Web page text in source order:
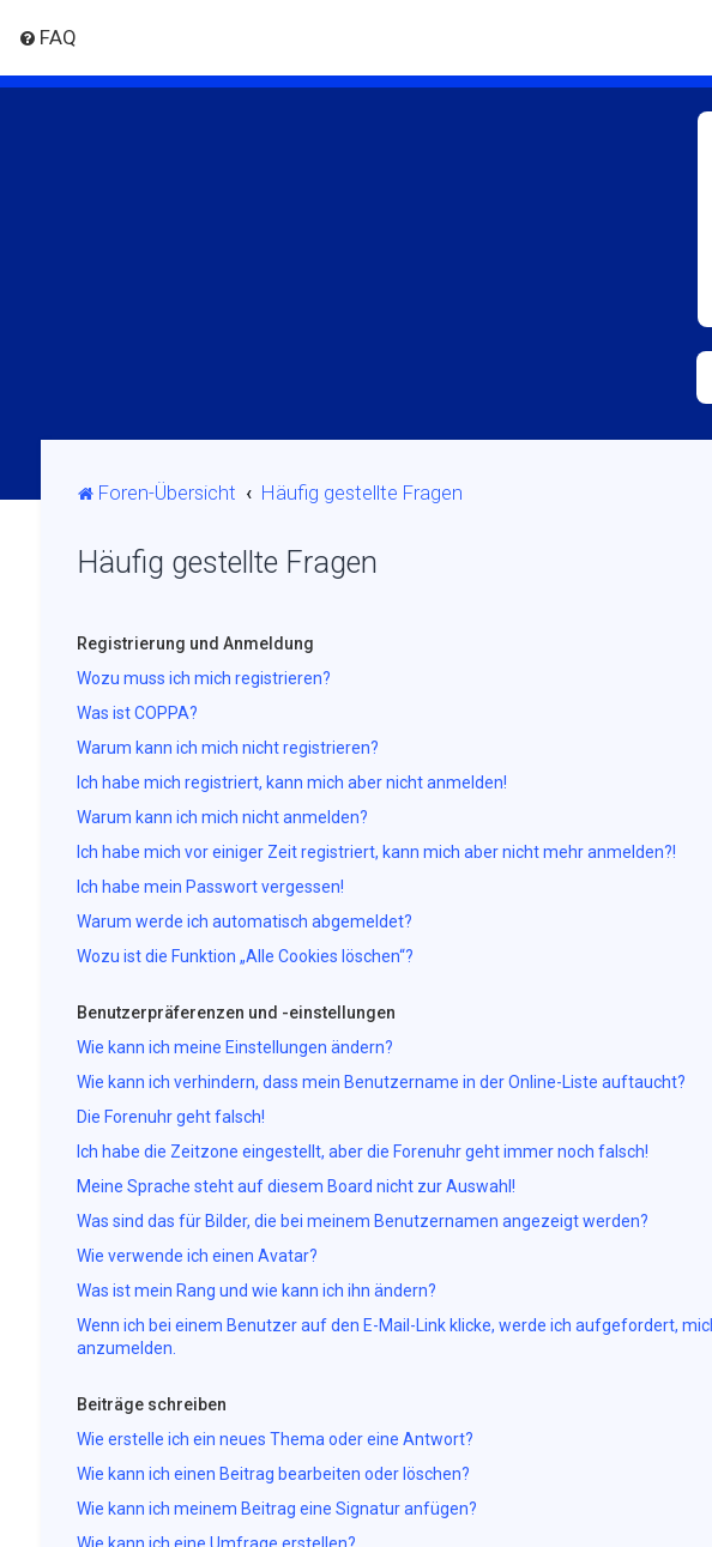
FAQ
Foren-Übersicht Häufig gestellte Fragen
Häufig gestellte Fragen
Registrierung und Anmeldung
Wozu muss ich mich registrieren?
Was ist COPPA?
Warum kann ich mich nicht registrieren?
Ich habe mich registriert, kann mich aber nicht anmelden!
Warum kann ich mich nicht anmelden?
Ich habe mich vor einiger Zeit registriert, kann mich aber nicht mehr anmelden?!
Ich habe mein Passwort vergessen!
Warum werde ich automatisch abgemeldet?
Wozu ist die Funktion „Alle Cookies löschen“?
Benutzerpräferenzen und -einstellungen
Wie kann ich meine Einstellungen ändern?
Wie kann ich verhindern, dass mein Benutzername in der Online-Liste auftaucht?
Die Forenuhr geht falsch!
Ich habe die Zeitzone eingestellt, aber die Forenuhr geht immer noch falsch!
Meine Sprache steht auf diesem Board nicht zur Auswahl!
Was sind das für Bilder, die bei meinem Benutzernamen angezeigt werden?
Wie verwende ich einen Avatar?
Was ist mein Rang und wie kann ich ihn ändern?
Wenn ich bei einem Benutzer auf den E-Mail-Link klicke, werde ich aufgefordert,
anzumelden.
Beiträge schreiben
Wie erstelle ich ein neues Thema oder eine Antwort?
Wie kann ich einen Beitrag bearbeiten oder löschen?
Wie kann ich meinem Beitrag eine Signatur anfügen?